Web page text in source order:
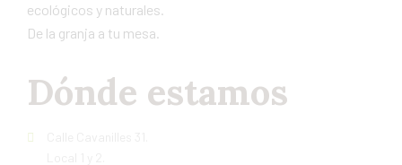
ecológicos y naturales.
De la granja a tu mesa.
Dónde estamos